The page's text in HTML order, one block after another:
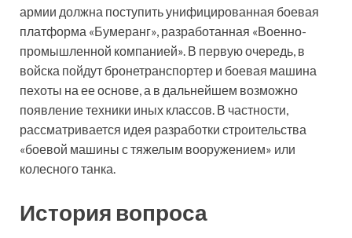
армии должна поступить унифицированная боевая
платформа «Бумеранг», разработанная «Военно-
промышленной компанией». В первую очередь, в
войска пойдут бронетранспортер и боевая машина
пехоты на ее основе, а в дальнейшем возможно
появление техники иных классов. В частности,
рассматривается идея разработки строительства
«боевой машины с тяжелым вооружением» или
колесного танка.
История вопроса